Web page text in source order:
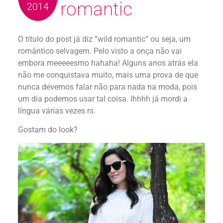
2014
romantic
O título do post já diz “wild romantic” ou seja, um
romântico selvagem. Pelo visto a onça não vai
embora meeeeesmo hahaha! Alguns anos atrás ela
não me conquistava muito, mais uma prova de que
nunca devemos falar não para nada na moda, pois
um dia podemos usar tal coisa. Ihhhh já mordi a
língua várias vezes rs.
Gostam do look?